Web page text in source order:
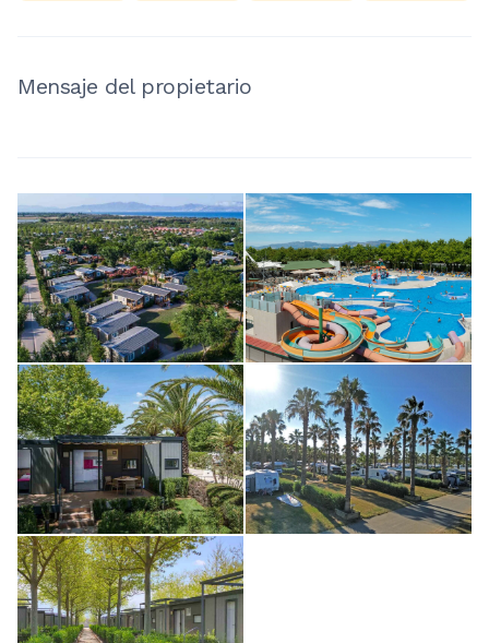
Mensaje del propietario